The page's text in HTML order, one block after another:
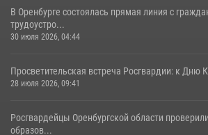
В Оренбурге состоялась прямая линия с
трудоустро...
30 июля 2026, 04:44
Просветительская встреча Росгвардии: к Дню
28 июля 2026, 09:41
Росгвардейцы Оренбургской области
образов...